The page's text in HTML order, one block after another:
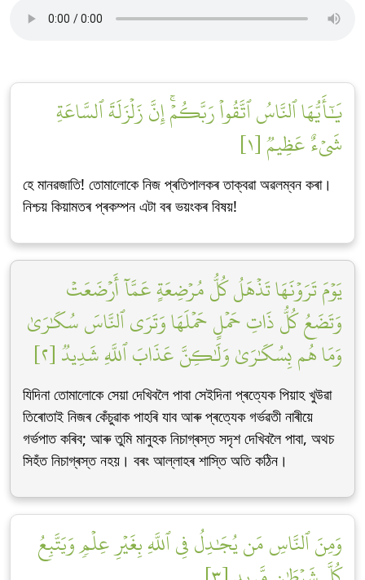
يَٰٓأَيُّهَا ٱلنَّاسُ ٱتَّقُواْ رَبَّكُمۡۚ إِنَّ زَلۡزَلَةَ ٱلسَّاعَةِ
شَيۡءٌ عَظِيمٞ [١]
হে মানৱজাতি! তোমালোকে নিজ প্ৰতিপালকৰ তাক্বৱা অৱলম্বন কৰা।
নিশ্চয় কিয়ামতৰ প্ৰকম্পন এটা বৰ ভয়ংকৰ বিষয়!
يَوۡمَ تَرَوۡنَهَا تَذۡهَلُ كُلُّ مُرۡضِعَةٍ عَمَّآ أَرۡضَعَتۡ
وَتَضَعُ كُلُّ ذَاتِ حَمۡلٍ حَمۡلَهَا وَتَرَى ٱلنَّاسَ سُكَٰرَىٰ
وَمَا هُم بِسُكَٰرَىٰ وَلَٰكِنَّ عَذَابَ ٱللَّهِ شَدِيدٞ [٢]
যিদিনা তোমালোকে সেয়া দেখিবলৈ পাবা সেইদিনা প্ৰত্যেক পিয়াহ খুউৱা
তিৰোতাই নিজৰ কেঁচুৱাক পাহৰি যাব আৰু প্ৰত্যেক গৰ্ভৱতী নাৰীয়ে
গৰ্ভপাত কৰিব; আৰু তুমি মানুহক নিচাগ্ৰস্ত সদৃশ দেখিবলৈ পাবা, অথচ
সিহঁত নিচাগ্ৰস্ত নহয়। বৰং আল্লাহৰ শাস্তি অতি কঠিন।
وَمِنَ ٱلنَّاسِ مَن يُجَٰدِلُ فِي ٱللَّهِ بِغَيۡرِ عِلۡمٖ وَيَتَّبِعُ